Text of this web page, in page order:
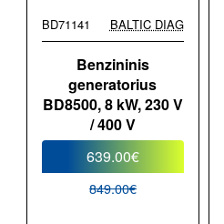
-25%
BD71141 BALTIC DIAG
Benzininis
generatorius
BD8500, 8 kW, 230 V
/ 400 V
639.00€
849.00€